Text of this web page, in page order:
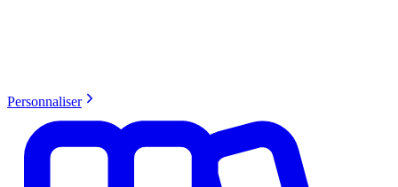
Personnaliser